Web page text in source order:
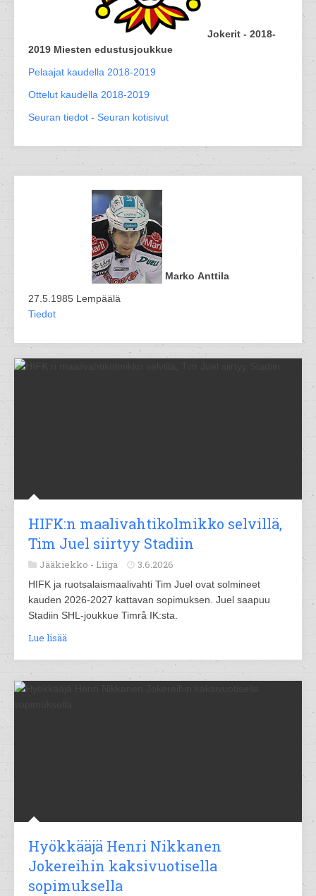
Jokerit - 2018-
2019 Miesten edustusjoukkue
Pelaajat kaudella 2018-2019
Ottelut kaudella 2018-2019
Seuran tiedot - Seuran kotisivut
Marko Anttila
27.5.1985 Lempäälä
Tiedot
HIFK:n maalivahtikolmikko selvillä,
Tim Juel siirtyy Stadiin
Jääkiekko - Liiga 3.6.2026
HIFK ja ruotsalaismaalivahti Tim Juel ovat solmineet
kauden 2026-2027 kattavan sopimuksen. Juel saapuu
Stadiin SHL-joukkue Timrå IK:sta.
Lue lisää
Hyökkääjä Henri Nikkanen
Jokereihin kaksivuotisella
sopimuksella